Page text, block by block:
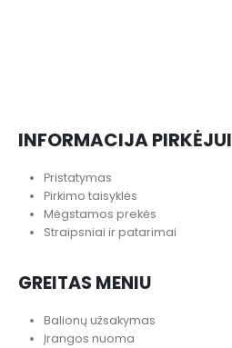
INFORMACIJA PIRKĖJUI
Pristatymas
Pirkimo taisyklės
Mėgstamos prekės
Straipsniai ir patarimai
GREITAS MENIU
Balionų užsakymas
Įrangos nuoma